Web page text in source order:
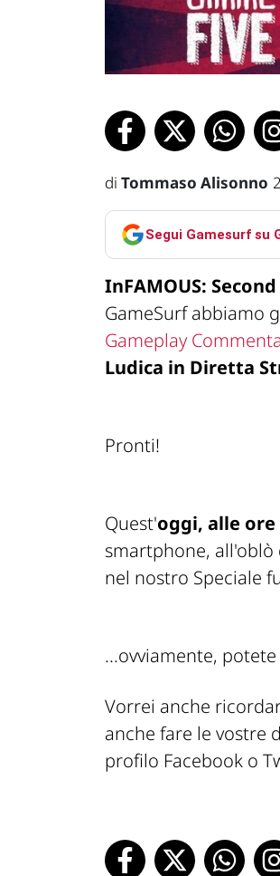
di Tommaso Alisonno
Segui Gamesurf su
InFAMOUS: Second
GameSurf abbiamo
Gameplay
Ludica in Diretta
Pronti!
Quest'oggi, alle ore
smartphone,
nel nostro Speciale
...ovviamente,
Vorrei anche
anche fare le vostre
profilo Facebook o